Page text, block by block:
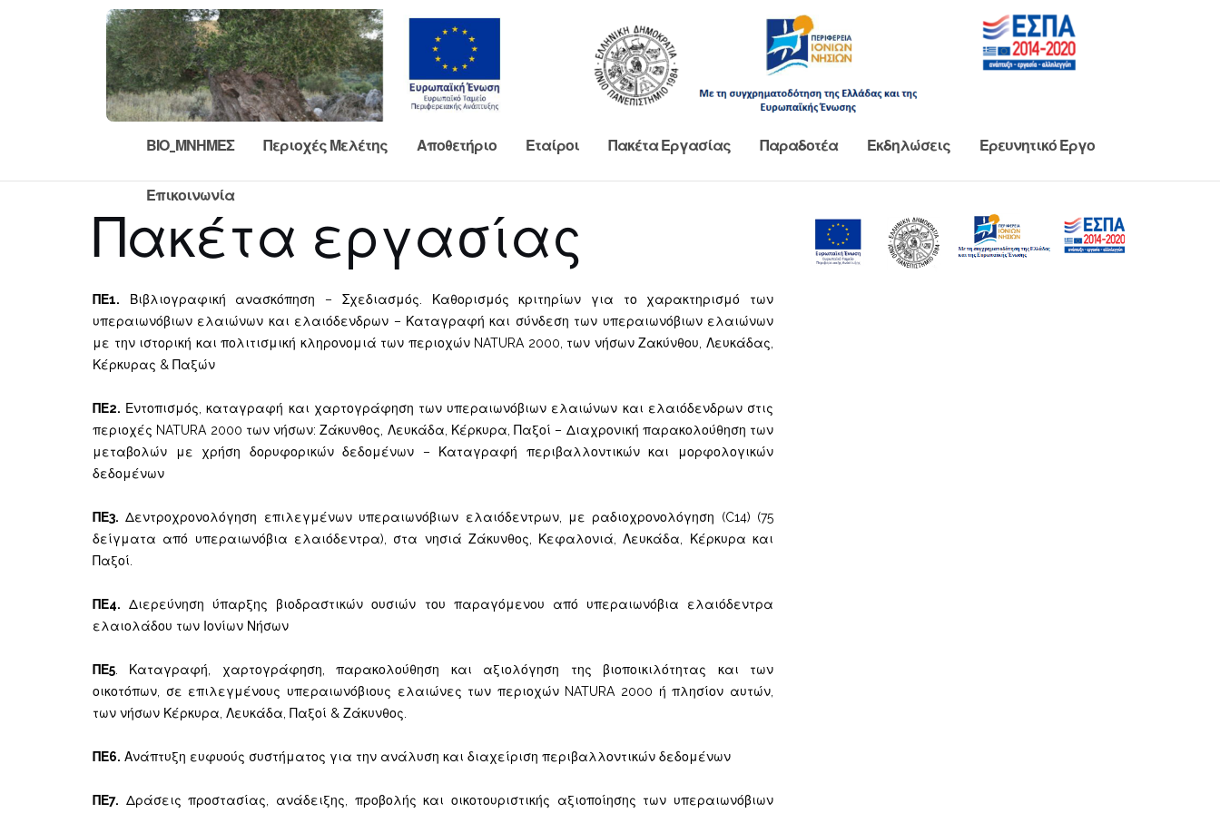
ΒΙΟ_ΜΝΗΜΕΣ Περιοχές Μελέτης Αποθετήριο Εταίροι Πακέτα Εργασίας Παραδοτέα Εκδηλώσεις Ερευνητικό Έργο
Επικοινωνία
Πακέτα εργασίας
ΠΕ1. Βιβλιογραφική ανασκόπηση – Σχεδιασμός. Καθορισμός κριτηρίων για το χαρακτηρισμό των
υπεραιωνόβιων ελαιώνων και ελαιόδενδρων – Καταγραφή και σύνδεση των υπεραιωνόβιων ελαιώνων
με την ιστορική και πολιτισμική κληρονομιά των περιοχών NATURA 2000, των νήσων Ζακύνθου, Λευκάδας,
Κέρκυρας & Παξών
ΠΕ2. Εντοπισμός, καταγραφή και χαρτογράφηση των υπεραιωνόβιων ελαιώνων και ελαιόδενδρων στις
περιοχές NATURA 2000 των νήσων: Ζάκυνθος, Λευκάδα, Κέρκυρα, Παξοί – Διαχρονική παρακολούθηση των
μεταβολών με χρήση δορυφορικών δεδομένων – Καταγραφή περιβαλλοντικών και μορφολογικών
δεδομένων
ΠΕ3. Δεντροχρονολόγηση επιλεγμένων υπεραιωνόβιων ελαιόδεντρων, με ραδιοχρονολόγηση (C14) (75
δείγματα από υπεραιωνόβια ελαιόδεντρα), στα νησιά Ζάκυνθος, Κεφαλονιά, Λευκάδα, Κέρκυρα και
Παξοί.
ΠΕ4. Διερεύνηση ύπαρξης βιοδραστικών ουσιών του παραγόμενου από υπεραιωνόβια ελαιόδεντρα
ελαιολάδου των Ιονίων Νήσων
ΠΕ5 . Καταγραφή, χαρτογράφηση, παρακολούθηση και αξιολόγηση της βιοποικιλότητας και των
οικοτόπων, σε επιλεγμένους υπεραιωνόβιους ελαιώνες των περιοχών NATURA 2000 ή πλησίον αυτών,
των νήσων Κέρκυρα, Λευκάδα, Παξοί & Ζάκυνθος.
ΠΕ6. Ανάπτυξη ευφυούς συστήματος για την ανάλυση και διαχείριση περιβαλλοντικών δεδομένων
ΠΕ7. Δράσεις προστασίας, ανάδειξης, προβολής και οικοτουριστικής αξιοποίησης των υπεραιωνόβιων